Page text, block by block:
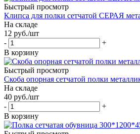
Быстрый просмотр
Клипса для полки сетчатой СЕРАЯ
На складе
12 руб./шт
-
+
В корзину
Быстрый просмотр
Скоба опорная сетчатой полки
На складе
40 руб./шт
-
+
В корзину